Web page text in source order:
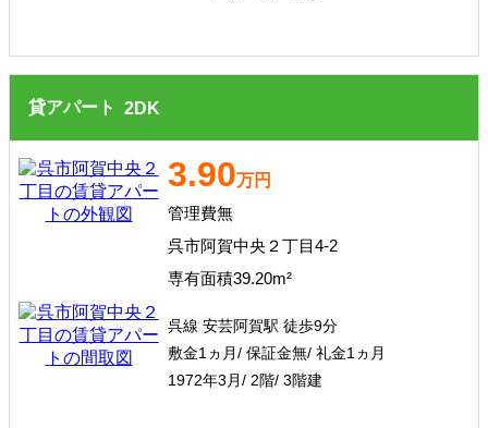
貸アパート 2DK
3.90万円
管理費無
呉市阿賀中央２丁目4-2
専有面積39.20m²
呉線 安芸阿賀駅 徒歩9分
敷金1ヵ月/ 保証金無/ 礼金1ヵ月
1972年3月/ 2階/ 3階建